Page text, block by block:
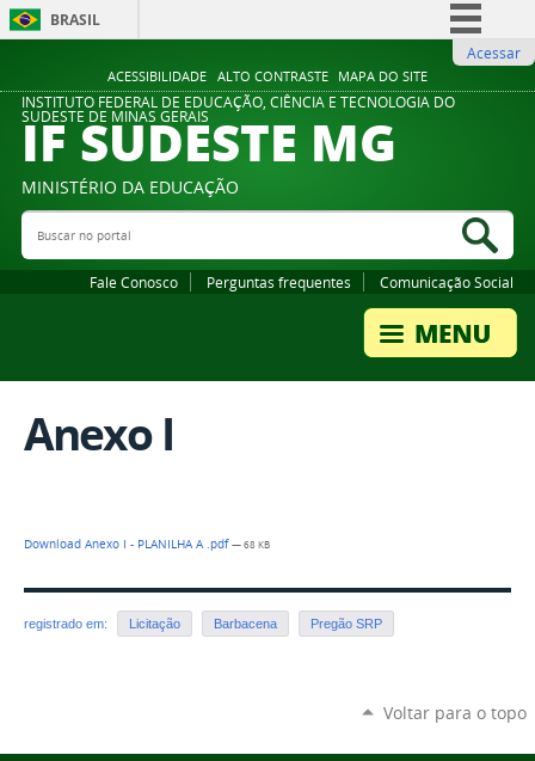
ACESSIBILIDADE ALTO CONTRASTE MAPA DO SITE
BRASIL
Comunica BR
Participe
Legislação
Acessar
INSTITUTO FEDERAL DE EDUCAÇÃO, CIÊNCIA E TECNOLOGIA DO
SUDESTE DE MINAS GERAIS
IF SUDESTE MG
MINISTÉRIO DA EDUCAÇÃO
Buscar no portal
Fale Conosco Perguntas frequentes Comunicação Social
Anexo I
Download Anexo I - PLANILHA A .pdf— 68 KB
registrado em: Licitação Barbacena Pregão SRP
Voltar para o topo